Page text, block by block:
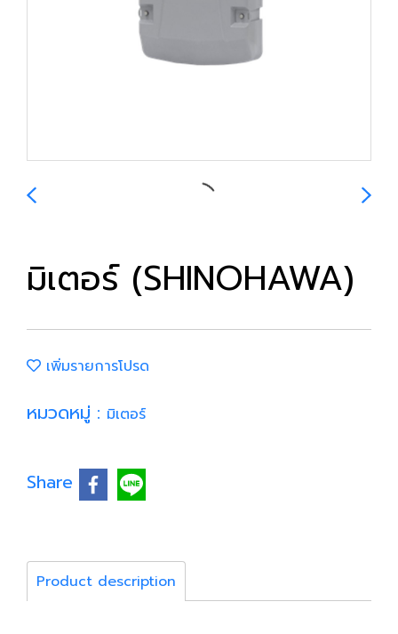
มิเตอร์ (SHINOHAWA)
เพิ่มรายการโปรด
หมวดหมู่ : มิเตอร์
Share
Product description